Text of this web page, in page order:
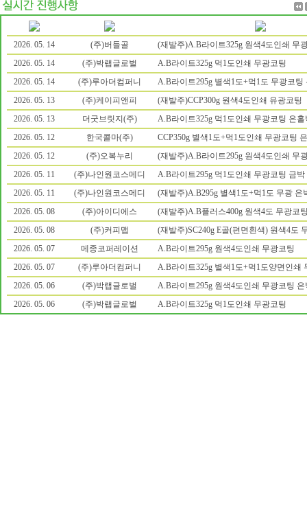
2026. 05. 14 (주)버들골
(재발주)A.B라이트325g 원색4도인쇄 무
2026. 05. 14
(주)박랩글로벌
A.B라이트325g 먹1도인쇄 무광코팅
2026. 05. 14
(주)루아더컴퍼니
A.B라이트295g 별색1도+먹1도 무광코팅
2026. 05. 13
(주)케이피앤피
(재발주)CCP300g 원색4도인쇄 유광코팅
2026. 05. 13
더굿브릿지(주)
A.B라이트325g 먹1도인쇄 무광코팅 은홀
2026. 05. 12
한국콜마(주)
CCP350g 별색1도+먹1도인쇄 무광코팅
2026. 05. 12
(주)오복누리
(재발주)A.B라이트295g 원색4도인쇄 무
2026. 05. 11
(주)나인원코스메디
A.B라이트295g 먹1도인쇄 무광코팅 금박
2026. 05. 11
(주)나인원코스메디
(재발주)A.B295g 별색1도+먹1도 무광 은
2026. 05. 08
(주)아이디에스
(재발주)A.B플러스400g 원색4도 무광코
2026. 05. 08
(주)커피맵
(재발주)SC240g E골(편면흰색) 원색4도
2026. 05. 07
메종코퍼레이션
A.B라이트295g 원색4도인쇄 무광코팅
2026. 05. 07
(주)루아더컴퍼니
A.B라이트325g 별색1도+먹1도양면인쇄
2026. 05. 06
(주)박랩글로벌
A.B라이트295g 원색4도인쇄 무광코팅 은
2026. 05. 06
(주)박랩글로벌 A.B라이트325g 먹1도인쇄 무광코팅